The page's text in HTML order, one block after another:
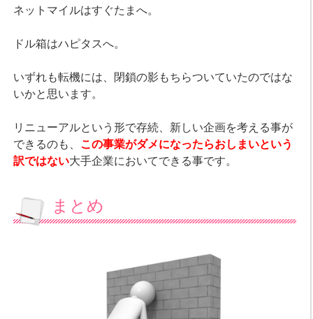
ネットマイルはすぐたまへ。
ドル箱はハピタスへ。
いずれも転機には、閉鎖の影もちらついていたのではな
いかと思います。
リニューアルという形で存続、新しい企画を考える事が
できるのも、 この事業がダメになったらおしまいという
訳ではない大手企業においてできる事です。
まとめ